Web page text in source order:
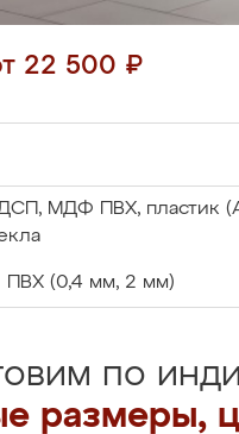
22 500 ₽
МДФ ПВХ, пластик
ПВХ (0,4 мм, 2 мм)
по
размеры,